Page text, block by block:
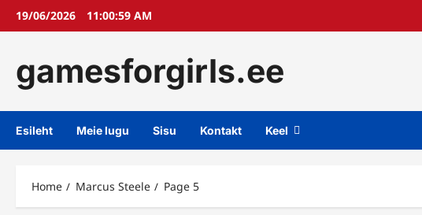
Skip19/06/2026 11:00:59 AM
gamesforgirls.ee
Esileht Meie lugu Sisu Kontakt Keel
Home Marcus Steele Page 5